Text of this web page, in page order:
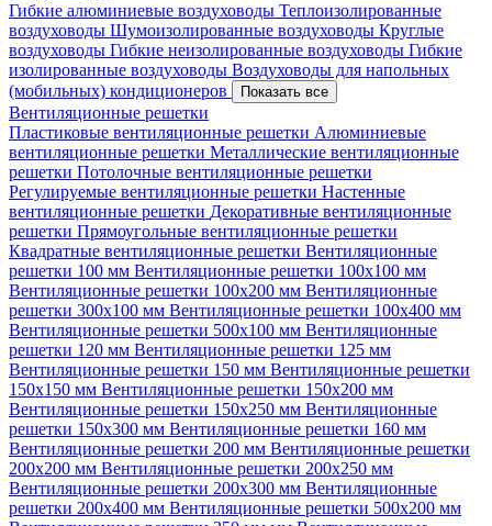
Гибкие алюминиевые воздуховоды Теплоизолированные
воздуховоды Шумоизолированные воздуховоды Круглые
воздуховоды Гибкие неизолированные воздуховоды Гибкие
изолированные воздуховоды Воздуховоды для напольных
(мобильных) кондиционеров
Показать все
Вентиляционные решетки
Пластиковые вентиляционные решетки Алюминиевые
вентиляционные решетки Металлические вентиляционные
решетки Потолочные вентиляционные решетки
Регулируемые вентиляционные решетки Настенные
вентиляционные решетки Декоративные вентиляционные
решетки Прямоугольные вентиляционные решетки
Квадратные вентиляционные решетки Вентиляционные
решетки 100 мм Вентиляционные решетки 100х100 мм
Вентиляционные решетки 100х200 мм Вентиляционные
решетки 300х100 мм Вентиляционные решетки 100х400 мм
Вентиляционные решетки 500х100 мм Вентиляционные
решетки 120 мм Вентиляционные решетки 125 мм
Вентиляционные решетки 150 мм Вентиляционные решетки
150х150 мм Вентиляционные решетки 150х200 мм
Вентиляционные решетки 150х250 мм Вентиляционные
решетки 150х300 мм Вентиляционные решетки 160 мм
Вентиляционные решетки 200 мм Вентиляционные решетки
200х200 мм Вентиляционные решетки 200х250 мм
Вентиляционные решетки 200х300 мм Вентиляционные
решетки 200х400 мм Вентиляционные решетки 500х200 мм